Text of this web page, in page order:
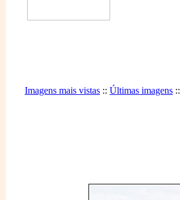
Imagens mais vistas :: Últimas imagens ::